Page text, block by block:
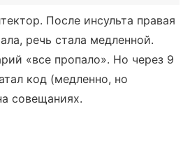
После инсульта правая
речь стала медленной.
«все пропало». Но через 9
код (медленно, но
совещаниях.